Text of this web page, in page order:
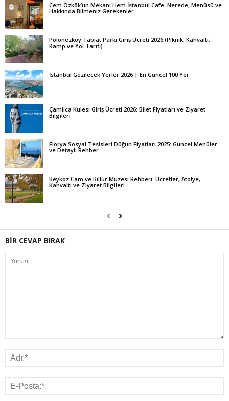
Cem Özkök’ün Mekanı Hem İstanbul Cafe: Nerede, Menüsü ve
Hakkında Bilmeniz Gerekenler
Polonezköy Tabiat Parkı Giriş Ücreti 2026 (Piknik, Kahvaltı,
Kamp ve Yol Tarifi)
İstanbul Gezilecek Yerler 2026 | En Güncel 100 Yer
Çamlıca Kulesi Giriş Ücreti 2026: Bilet Fiyatları ve Ziyaret
Bilgileri
Florya Sosyal Tesisleri Düğün Fiyatları 2025: Güncel Menüler
ve Detaylı Rehber
Beykoz Cam ve Billur Müzesi Rehberi: Ücretler, Atölye,
Kahvaltı ve Ziyaret Bilgileri
BİR CEVAP BIRAK